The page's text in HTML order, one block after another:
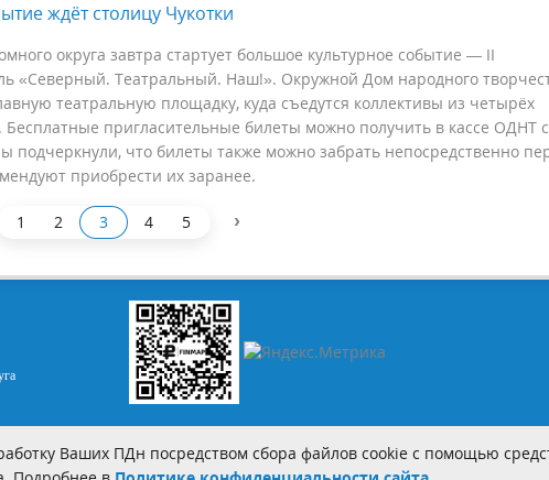
ждёт столицу Чукотки
округа завтра стартует большое культурное событие — II
«Северный. Театральный. Наш!». Окружной Дом народного
театральную площадку, куда съедутся коллективы из четырёх
Бесплатные пригласительные билеты можно получить в кассе ОДНТ с
подчеркнули, что билеты также можно забрать непосредственно
приобрести их заранее.
1 2 3 4 5 ›
Ваших ПДн посредством сбора файлов cookie с помощью